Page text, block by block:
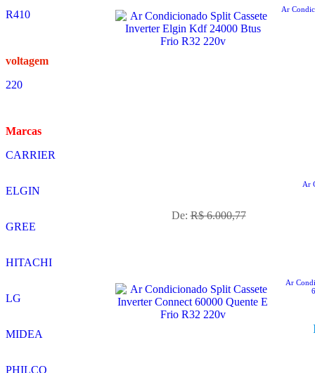
R410
voltagem
220
Marcas
CARRIER
ELGIN
GREE
HITACHI
LG
MIDEA
PHILCO
Ar
Ar
De:R$ 6.000,77
Ar